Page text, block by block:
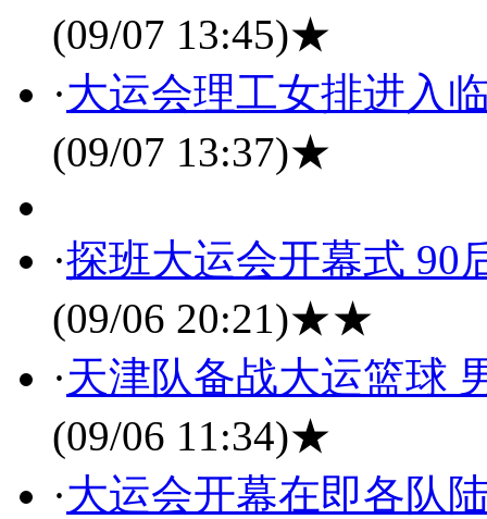
(09/07 13:45)★
·大运会理工女排进入
(09/07 13:37)★
·探班大运会开幕式 90
(09/06 20:21)★★
·天津队备战大运篮球
(09/06 11:34)★
·大运会开幕在即各队